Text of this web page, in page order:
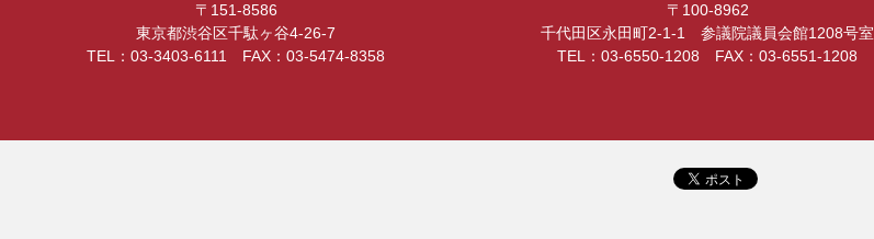
〒151-8586
東京都渋谷区千駄ヶ谷4-26-7
TEL：03-3403-6111 FAX：03-5474-8358
〒100-8962
千代田区永田町2-1-1 参議院議員会館1208号室
TEL：03-6550-1208 FAX：03-6551-1208